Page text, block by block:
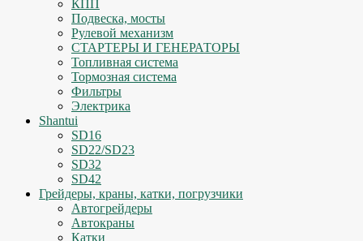
КПП
Подвеска, мосты
Рулевой механизм
СТАРТЕРЫ И ГЕНЕРАТОРЫ
Топливная система
Тормозная система
Фильтры
Электрика
Shantui
SD16
SD22/SD23
SD32
SD42
Грейдеры, краны, катки, погрузчики
Автогрейдеры
Автокраны
Катки